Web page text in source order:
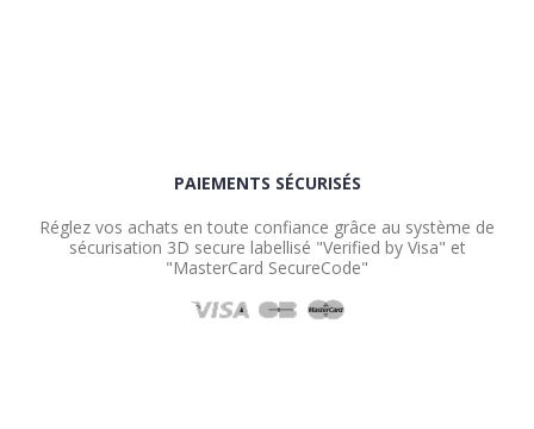
PAIEMENTS SÉCURISÉS
Réglez vos achats en toute confiance grâce au système de
sécurisation 3D secure labellisé "Verified by Visa" et
"MasterCard SecureCode"